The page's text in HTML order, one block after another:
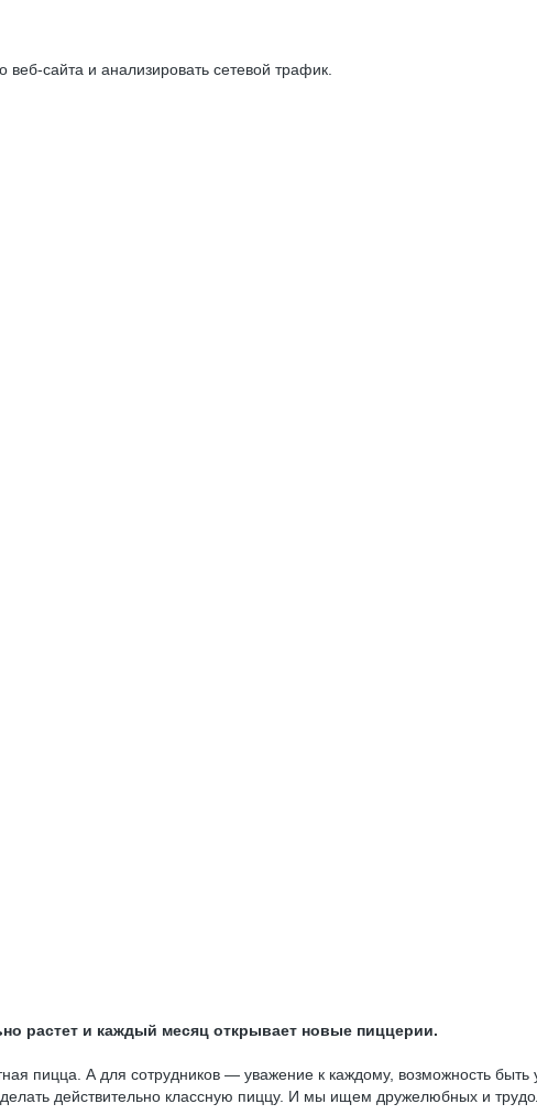
сайта и анализировать сетевой трафик.
растет и каждый месяц открывает новые пиццерии.
пицца. А для сотрудников — уважение к каждому, возможность быть
действительно классную пиццу. И мы ищем дружелюбных и